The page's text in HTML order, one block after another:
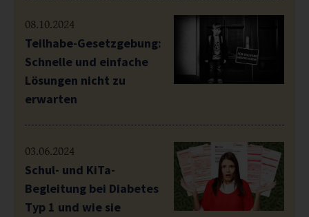
08.10.2024
Teilhabe-Gesetzgebung:
Schnelle und einfache
Lösungen nicht zu
erwarten
03.06.2024
Schul- und KiTa-
Begleitung bei Diabetes
Typ 1 und wie sie